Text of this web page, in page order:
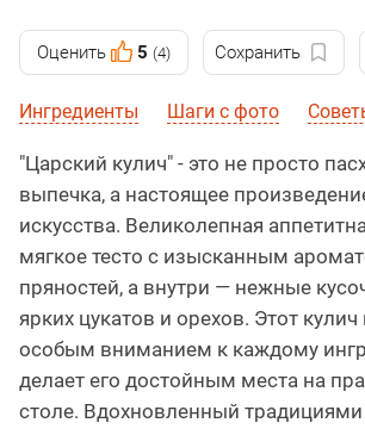
Оценить 5 (4) Сохранить
Ингредиенты Шаги с фото
"Царский кулич" - это не просто
выпечка, а настоящее
искусства. Великолепная
мягкое тесто с изысканным
пряностей, а внутри — нежные
ярких цукатов и орехов. Этот кулич
особым вниманием к каждому
делает его достойным места на
столе. Вдохновленный